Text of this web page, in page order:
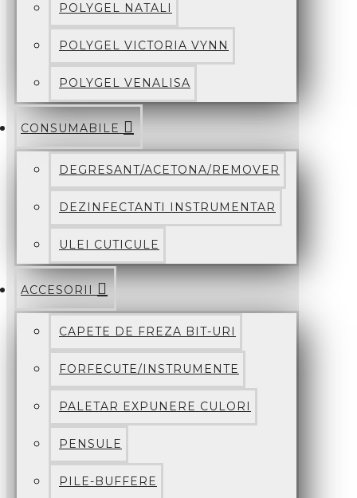
POLYGEL NATALI
POLYGEL VICTORIA VYNN
POLYGEL VENALISA
CONSUMABILE
DEGRESANT/ACETONA/REMOVER
DEZINFECTANTI INSTRUMENTAR
ULEI CUTICULE
ACCESORII
CAPETE DE FREZA BIT-URI
FORFECUTE/INSTRUMENTE
PALETAR EXPUNERE CULORI
PENSULE
PILE-BUFFERE